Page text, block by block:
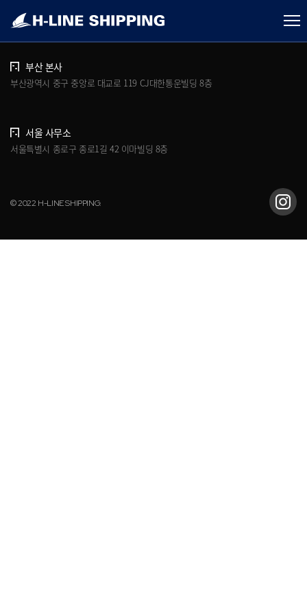
개인정보처리방침 브로슈어 다운로드
부산 본사
부산광역시 중구 중앙로 대교로 119 CJ대한통운빌딩 8층
서울 사무소
서울특별시 종로구 종로1길 42 이마빌딩 8층
© 2022 H-LINE SHIPPING.